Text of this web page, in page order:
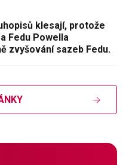
klesají, protože
Fedu Powella
zvyšování sazeb Fedu.